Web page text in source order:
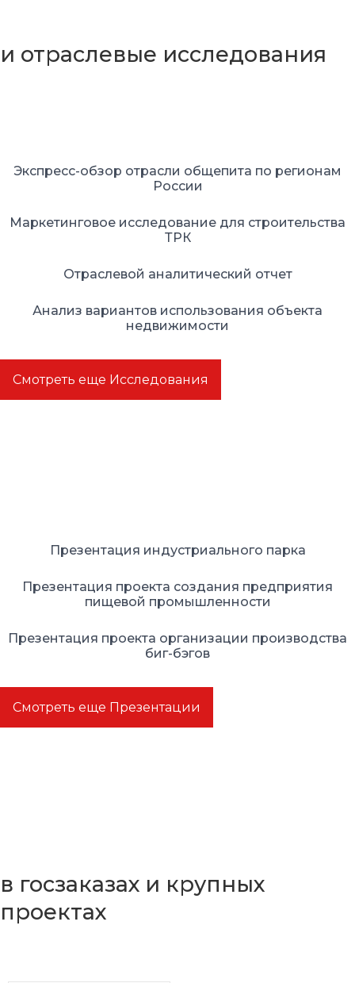
и отраслевые исследования
Экспресс-обзор отрасли общепита по регионам
России
Маркетинговое исследование для строительства
ТРК
Отраслевой аналитический отчет
Анализ вариантов использования объекта
недвижимости
Смотреть еще Исследования
Презентация индустриального парка
Презентация проекта создания предприятия
пищевой промышленности
Презентация проекта организации производства
биг-бэгов
Смотреть еще Презентации
в госзаказах и крупных
проектах